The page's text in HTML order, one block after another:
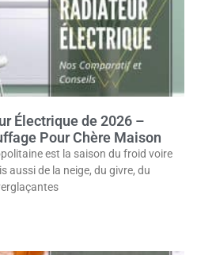
Électrique de 2026 –
Pour Chère Maison
est la saison du froid voire
aussi de la neige, du givre, du